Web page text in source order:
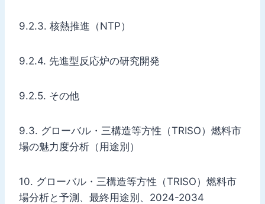
9.2.3. 核熱推進（NTP）
9.2.4. 先進型反応炉の研究開発
9.2.5. その他
9.3. グローバル・三構造等方性（TRISO）燃料市
場の魅力度分析（用途別）
10. グローバル・三構造等方性（TRISO）燃料市
場分析と予測、最終用途別、2024-2034